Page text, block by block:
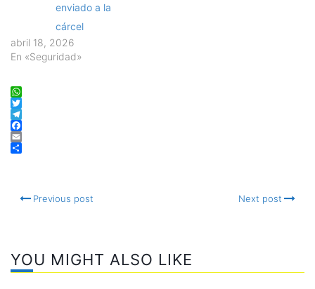
enviado a la
cárcel
abril 18, 2026
En «Seguridad»
WhatsApp
Twitter
Telegram
Facebook
Email
Previous post Next post
YOU MIGHT ALSO LIKE